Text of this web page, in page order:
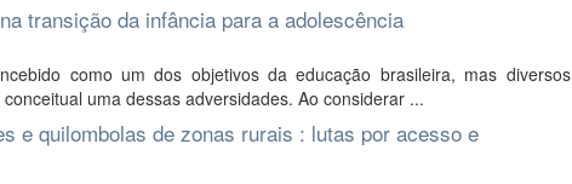
transição da infância para a adolescência
como um dos objetivos da educação brasileira, mas diversos
uma dessas adversidades. Ao considerar ...
e quilombolas de zonas rurais : lutas por acesso e